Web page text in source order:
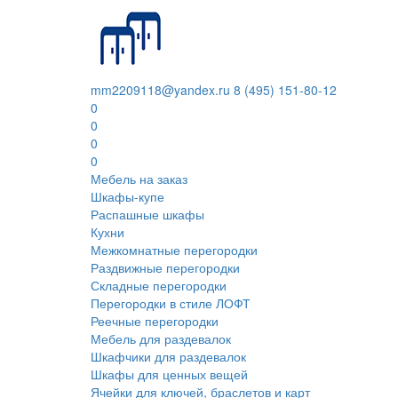
mm2209118@yandex.ru 8 (495) 151-80-12
0
0
0
0
Мебель на заказ
Шкафы-купе
Распашные шкафы
Кухни
Межкомнатные перегородки
Раздвижные перегородки
Складные перегородки
Перегородки в стиле ЛОФТ
Реечные перегородки
Мебель для раздевалок
Шкафчики для раздевалок
Шкафы для ценных вещей
Ячейки для ключей, браслетов и карт